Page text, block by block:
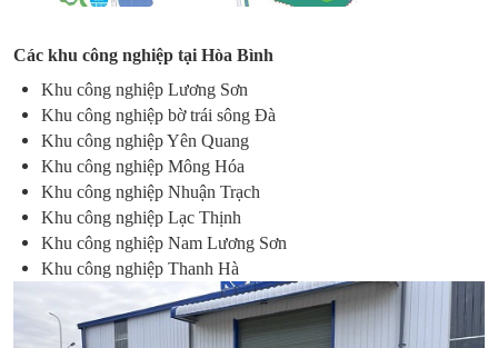
Các khu công nghiệp tại Hòa Bình
Khu công nghiệp Lương Sơn
Khu công nghiệp bờ trái sông Đà
Khu công nghiệp Yên Quang
Khu công nghiệp Mông Hóa
Khu công nghiệp Nhuận Trạch
Khu công nghiệp Lạc Thịnh
Khu công nghiệp Nam Lương Sơn
Khu công nghiệp Thanh Hà